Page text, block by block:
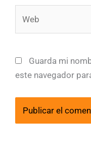
Guarda mi
este navegador